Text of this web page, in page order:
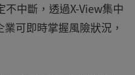
中斷，透過X-View集中
可即時掌握風險狀況，